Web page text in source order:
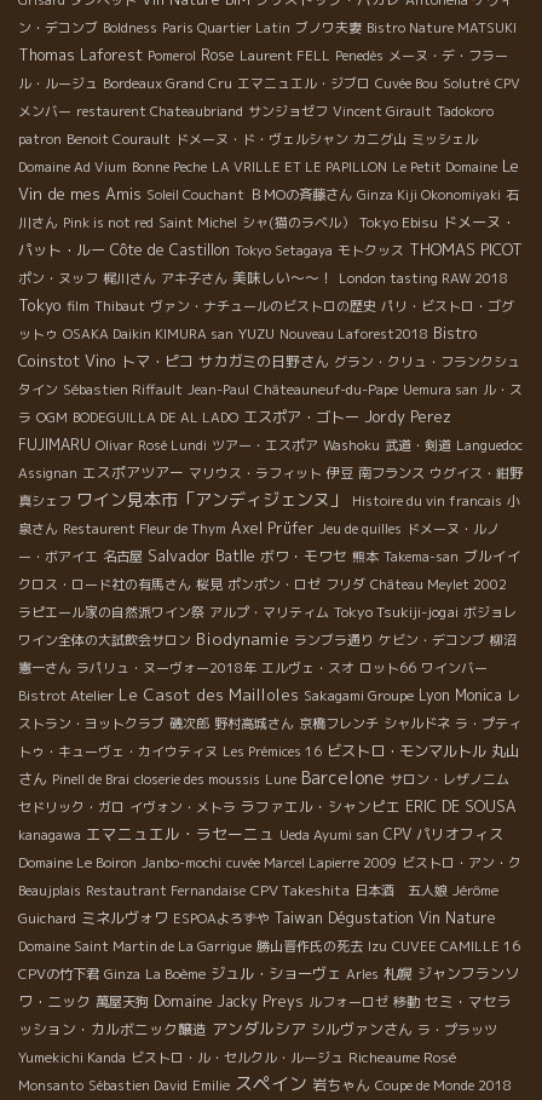
ン・デコンブ Boldness Paris Quartier Latin ブノワ夫妻 Bistro Nature MATSUKI
Thomas Laforest Pomerol Rose Laurent FELL Penedès メーヌ・デ・フラー
ル・ルージュ Bordeaux Grand Cru エマニュエル・ジブロ Cuvée Bou Solutré CPV
メンバー restaurent Chateaubriand サンジョゼフ Vincent Girault Tadokoro
patron Benoit Courault ドメーヌ・ド・ヴェルシャン カニグ山 ミッシェル
Domaine Ad Vium Bonne Peche LA VRILLE ET LE PAPILLON Le Petit Domaine Le
Vin de mes Amis Soleil Couchant ＢＭОの斉藤さん Ginza Kiji Okonomiyaki 石
川さん Pink is not red Saint Michel シャ(猫のラベル） Tokyo Ebisu ドメーヌ・
パット・ルー Côte de Castillon Tokyo Setagaya モトクッス THOMAS PICOT
ポン・ヌッフ 梶川さん アキ子さん 美味しい～～！ London tasting RAW 2018
Tokyo film Thibaut ヴァン・ナチュールのビストロの歴史 パリ・ビストロ・ゴグ
ットゥ OSAKA Daikin KIMURA san YUZU Nouveau Laforest2018 Bistro
Coinstot Vino トマ・ピコ サカガミの日野さん グラン・クリュ・フランクシュ
タイン Sébastien Riffault Jean-Paul Châteauneuf-du-Pape Uemura san ル・ス
ラ OGM BODEGUILLA DE AL LADO エスポア・ゴトー Jordy Perez
FUJIMARU Olivar Rosé Lundi ツアー・エスポア Washoku 武道・剣道 Languedoc
Assignan エスポアツアー マリウス・ラフィット 伊豆 南フランス ウグイス・紺野
真シェフ ワイン見本市「アンディジェンヌ」 Histoire du vin francais 小
泉さん Restaurent Fleur de Thym Axel Prüfer Jeu de quilles ドメーヌ・ルノ
ー・ボアイエ 名古屋 Salvador Batlle ボワ・モワセ 熊本 Takema-san ブルイイ
クロス・ロード社の有馬さん 桜見 ポンポン・ロゼ フリダ Château Meylet 2002
ラピエール家の自然派ワイン祭 アルプ・マリティム Tokyo Tsukiji-jogai ボジョレ
ワイン全体の大試飲会サロン Biodynamie ランブラ通り ケビン・デコンブ 柳沼
憲一さん ラパリュ・ヌーヴォー2018年 エルヴェ・スオ ロット66 ワインバー
Bistrot Atelier Le Casot des Mailloles Sakagami Groupe Lyon Monica レ
ストラン・ヨットクラブ 磯次郎 野村高城さん 京橋フレンチ シャルドネ ラ・プティ
トゥ・キューヴェ・カイウティヌ Les Prémices 16 ビストロ・モンマルトル 丸山
さん Pinell de Brai closerie des moussis Lune Barcelone サロン・レザノニム
セドリック・ガロ イヴォン・メトラ ラファエル・シャンピエ ERIC DE SOUSA
kanagawa エマニュエル・ラセーニュ Ueda Ayumi san CPV パリオフィス
Domaine Le Boiron Janbo-mochi cuvée Marcel Lapierre 2009 ビストロ・アン・ク
Beaujplais Restautrant Fernandaise CPV Takeshita 日本酒 五人娘 Jérôme
Guichard ミネルヴォワ ESPOAよろずや Taiwan Dégustation Vin Nature
Domaine Saint Martin de La Garrigue 勝山晋作氏の死去 Izu CUVEE CAMILLE 16
CPVの竹下君 Ginza La Boème ジュル・ショーヴェ Arles 札幌 ジャンフランソ
ワ・ニック 萬屋天狗 Domaine Jacky Preys ルフォーロゼ 移動 セミ・マセラ
ッション・カルボニック醸造 アンダルシア シルヴァンさん ラ・プラッツ
Yumekichi Kanda ビストロ・ル・セルクル・ルージュ Richeaume Rosé
Monsanto Sébastien David Emilie スペイン 岩ちゃん Coupe de Monde 2018